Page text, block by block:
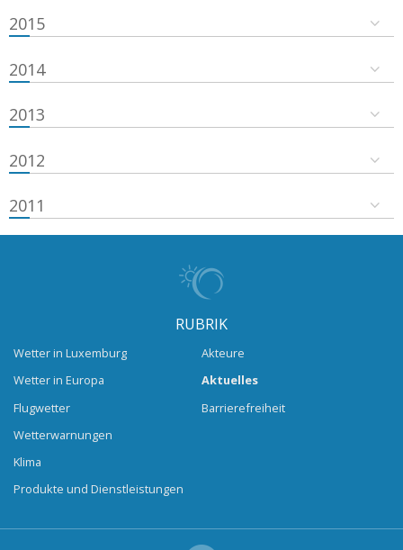
2015
2014
2013
2012
2011
RUBRIK
Wetter in Luxemburg
Wetter in Europa
Flugwetter
Wetterwarnungen
Klima
Produkte und Dienstleistungen
Akteure
Aktuelles
Barrierefreiheit